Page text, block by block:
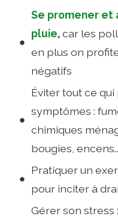
Se promener et
pluie,car les
en plus on
négatifs
Éviter tout ce
symptômes :
chimiques
bougies, encens..
Pratiquer un
pour inciter à
Gérer son